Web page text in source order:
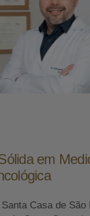
em
Casa de São